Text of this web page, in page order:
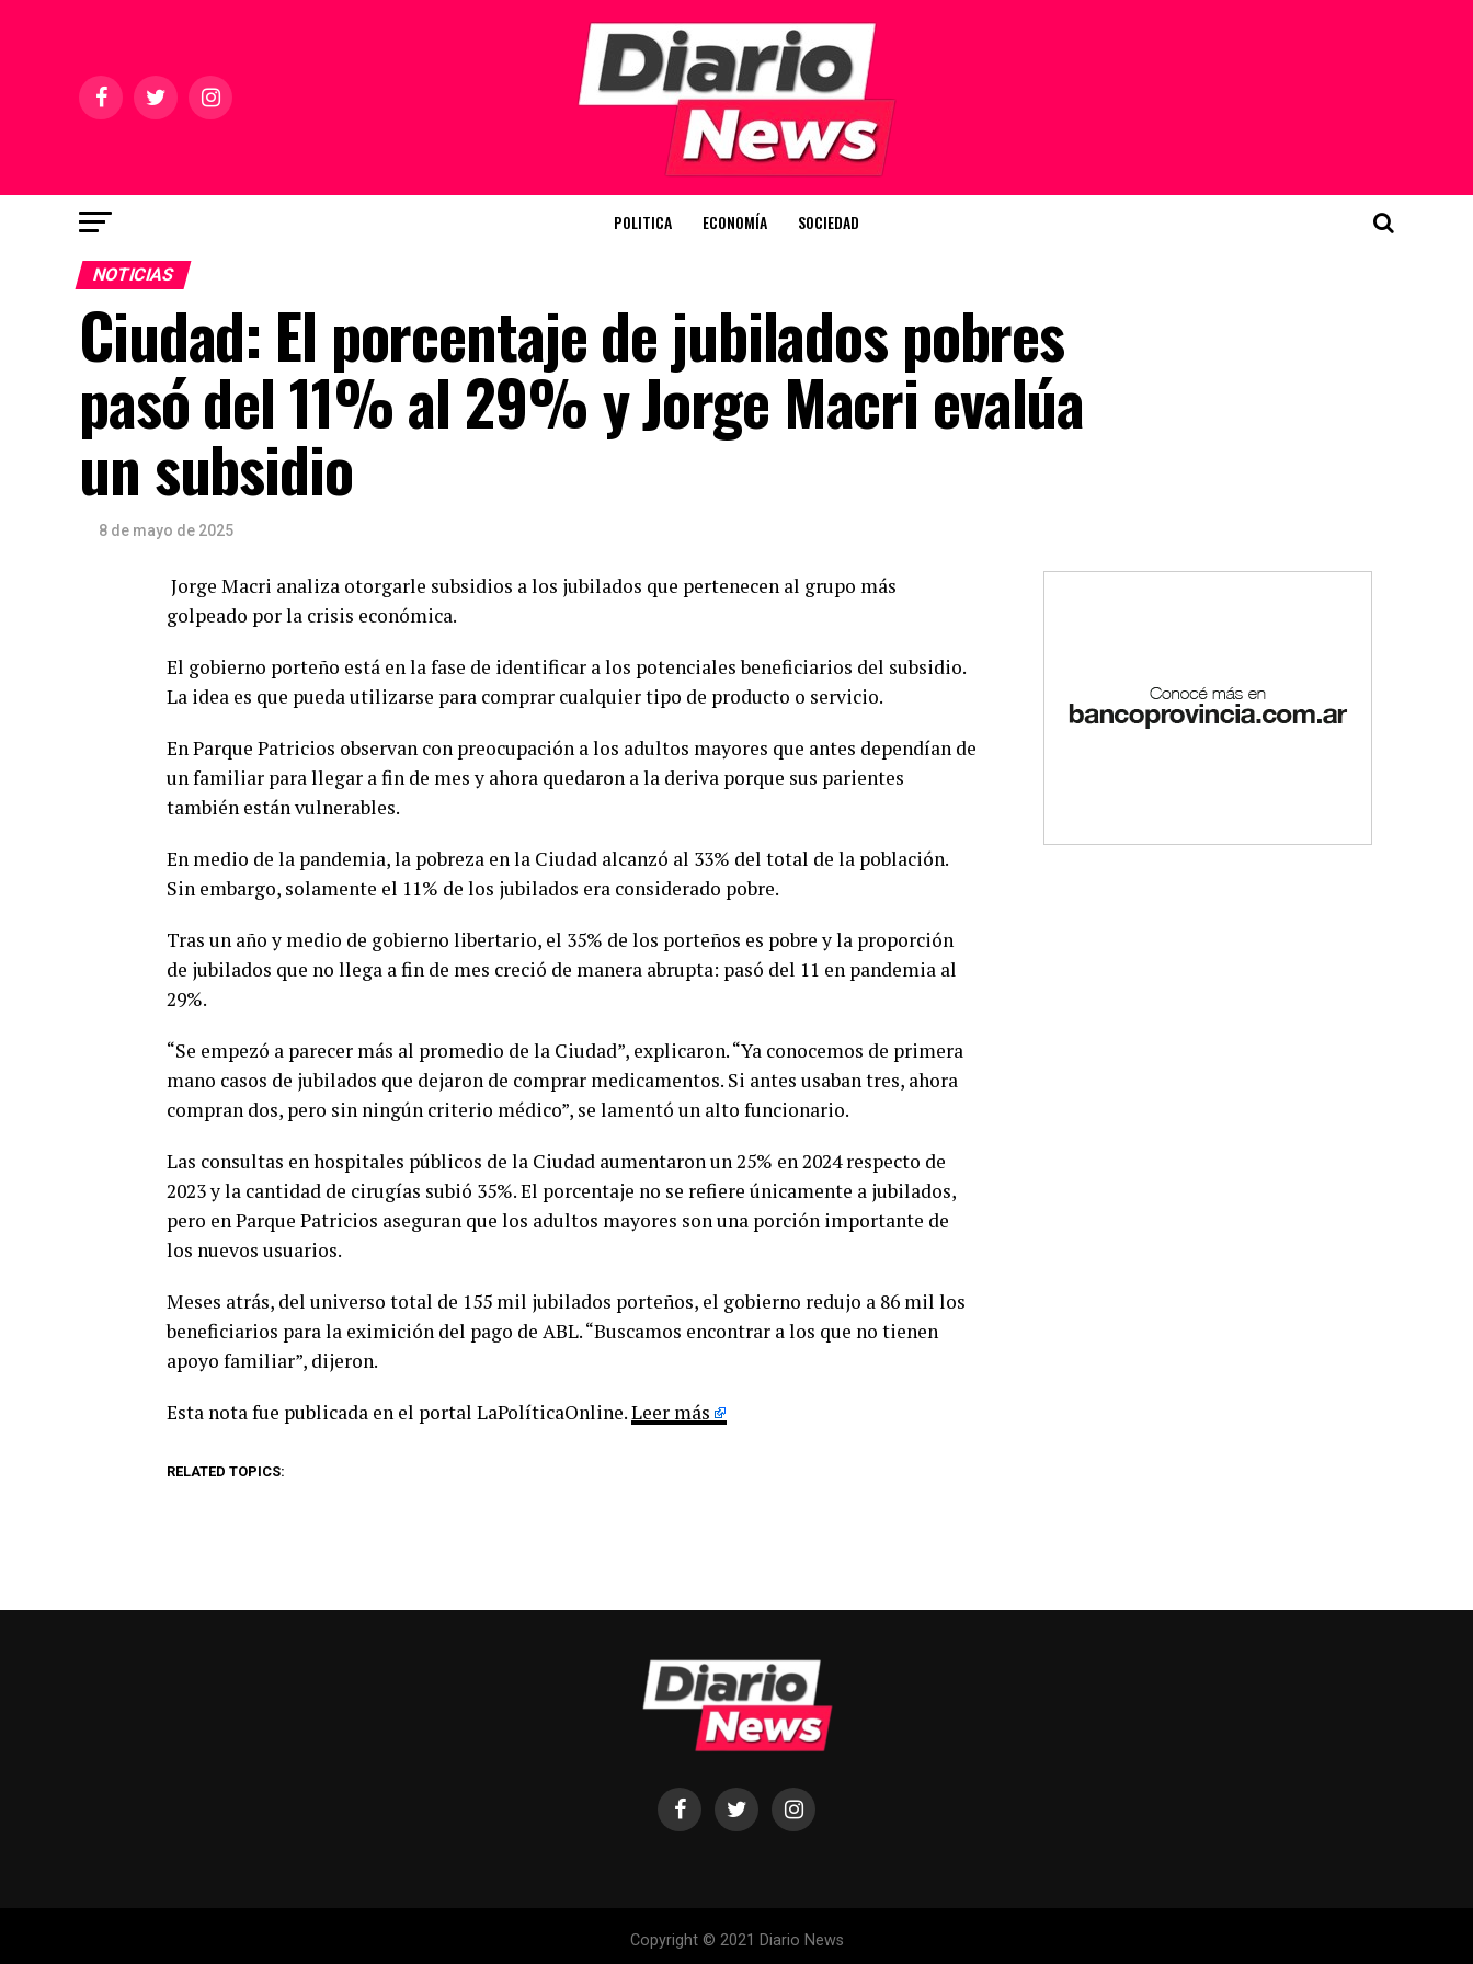
POLITICA ECONOMÍA SOCIEDAD
NOTICIAS
Ciudad: El porcentaje de jubilados pobres
pasó del 11% al 29% y Jorge Macri evalúa
un subsidio
8 de mayo de 2025
Jorge Macri analiza otorgarle subsidios a los jubilados que pertenecen al grupo más
golpeado por la crisis económica.
El gobierno porteño está en la fase de identificar a los potenciales beneficiarios del subsidio.
La idea es que pueda utilizarse para comprar cualquier tipo de producto o servicio.
En Parque Patricios observan con preocupación a los adultos mayores que antes dependían de
un familiar para llegar a fin de mes y ahora quedaron a la deriva porque sus parientes
también están vulnerables.
En medio de la pandemia, la pobreza en la Ciudad alcanzó al 33% del total de la población.
Sin embargo, solamente el 11% de los jubilados era considerado pobre.
Tras un año y medio de gobierno libertario, el 35% de los porteños es pobre y la proporción
de jubilados que no llega a fin de mes creció de manera abrupta: pasó del 11 en pandemia al
29%.
“Se empezó a parecer más al promedio de la Ciudad”, explicaron. “Ya conocemos de primera
mano casos de jubilados que dejaron de comprar medicamentos. Si antes usaban tres, ahora
compran dos, pero sin ningún criterio médico”, se lamentó un alto funcionario.
Las consultas en hospitales públicos de la Ciudad aumentaron un 25% en 2024 respecto de
2023 y la cantidad de cirugías subió 35%. El porcentaje no se refiere únicamente a jubilados,
pero en Parque Patricios aseguran que los adultos mayores son una porción importante de
los nuevos usuarios.
Meses atrás, del universo total de 155 mil jubilados porteños, el gobierno redujo a 86 mil los
beneficiarios para la eximición del pago de ABL. “Buscamos encontrar a los que no tienen
apoyo familiar”, dijeron.
Esta nota fue publicada en el portal LaPolíticaOnline.Leer más
RELATED TOPICS:
Copyright © 2021 Diario News